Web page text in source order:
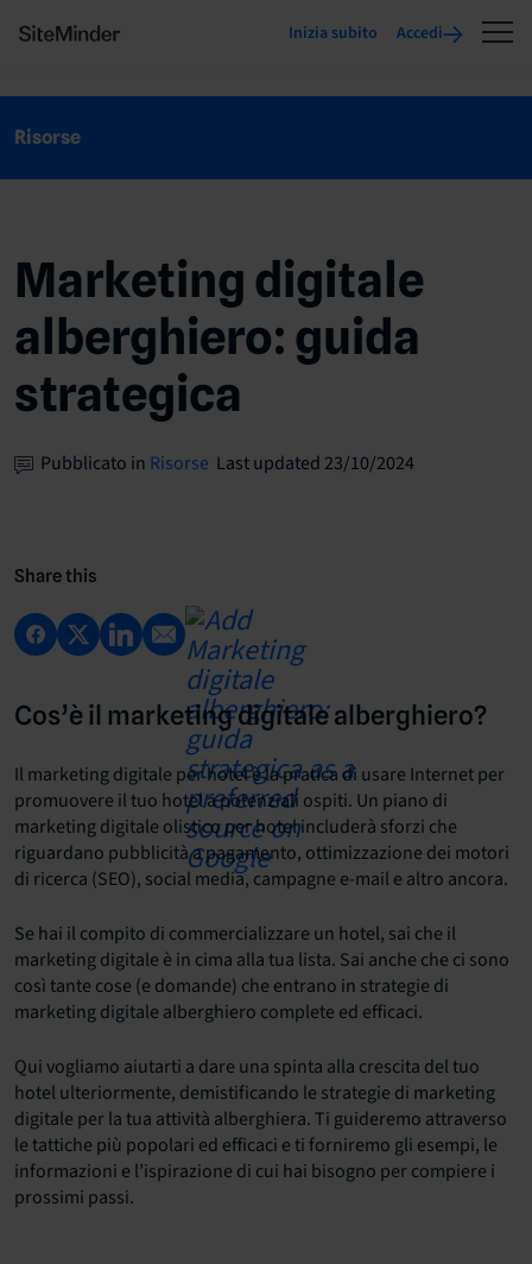
Inizia subito Accedi
Risorse
Marketing digitale
alberghiero: guida
strategica
Pubblicato in Risorse Last updated 23/10/2024
Share this
Cos’è il marketing digitale alberghiero?
Il marketing digitale per hotel è la pratica di usare Internet per
promuovere il tuo hotel a potenziali ospiti. Un piano di
marketing digitale olistico per hotel includerà sforzi che
riguardano pubblicità a pagamento, ottimizzazione dei motori
di ricerca (SEO), social media, campagne e-mail e altro ancora.
Se hai il compito di commercializzare un hotel, sai che il
marketing digitale è in cima alla tua lista. Sai anche che ci sono
così tante cose (e domande) che entrano in strategie di
marketing digitale alberghiero complete ed efficaci.
Qui vogliamo aiutarti a dare una spinta alla crescita del tuo
hotel ulteriormente, demistificando le strategie di marketing
digitale per la tua attività alberghiera. Ti guideremo attraverso
le tattiche più popolari ed efficaci e ti forniremo gli esempi, le
informazioni e l’ispirazione di cui hai bisogno per compiere i
prossimi passi.